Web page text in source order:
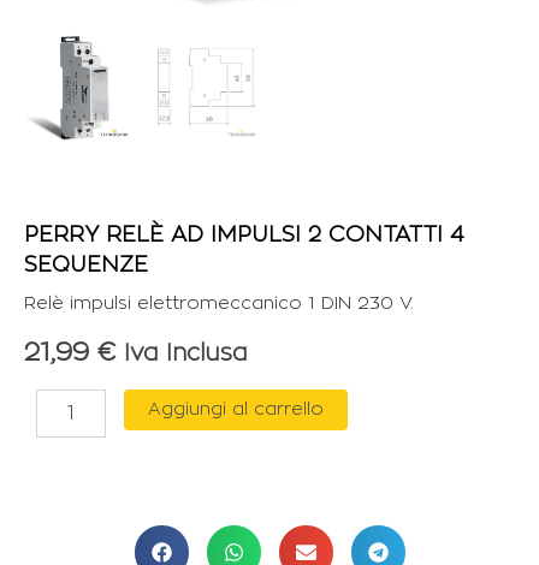
PERRY RELÈ AD IMPULSI 2 CONTATTI 4
SEQUENZE
Relè impulsi elettromeccanico 1 DIN 230 V.
21,99 € Iva Inclusa
RELÈ
Aggiungi al carrello